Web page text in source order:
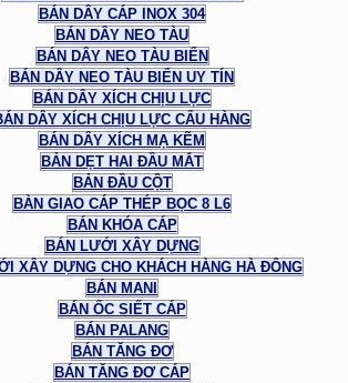
BÁN DÂY CÁP INOX 304
BÁN DÂY NEO TÀU
BÁN DÂY NEO TÀU BIỂN
BÁN DÂY NEO TÀU BIỂN UY TÍN
BÁN DÂY XÍCH CHỊU LỰC
DÂY XÍCH CHỊU LỰC CẨU HÀNG
BÁN DÂY XÍCH MẠ KẼM
BẢN DẸT HAI ĐẦU MẮT
BẢN ĐẦU CỘT
BÀN GIAO CÁP THÉP BỌC 8 L6
BÁN KHÓA CÁP
BÁN LƯỚI XÂY DỰNG
XÂY DỰNG CHO KHÁCH HÀNG HÀ ĐÔNG
BÁN MANI
BÁN ỐC SIẾT CÁP
BÁN PALANG
BÁN TĂNG ĐƠ
BÁN TĂNG ĐƠ CÁP